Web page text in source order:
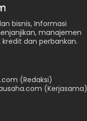
bisnis, Informasi
manajemen
dan perbankan.
(Redaksi)
(Kerjasama)